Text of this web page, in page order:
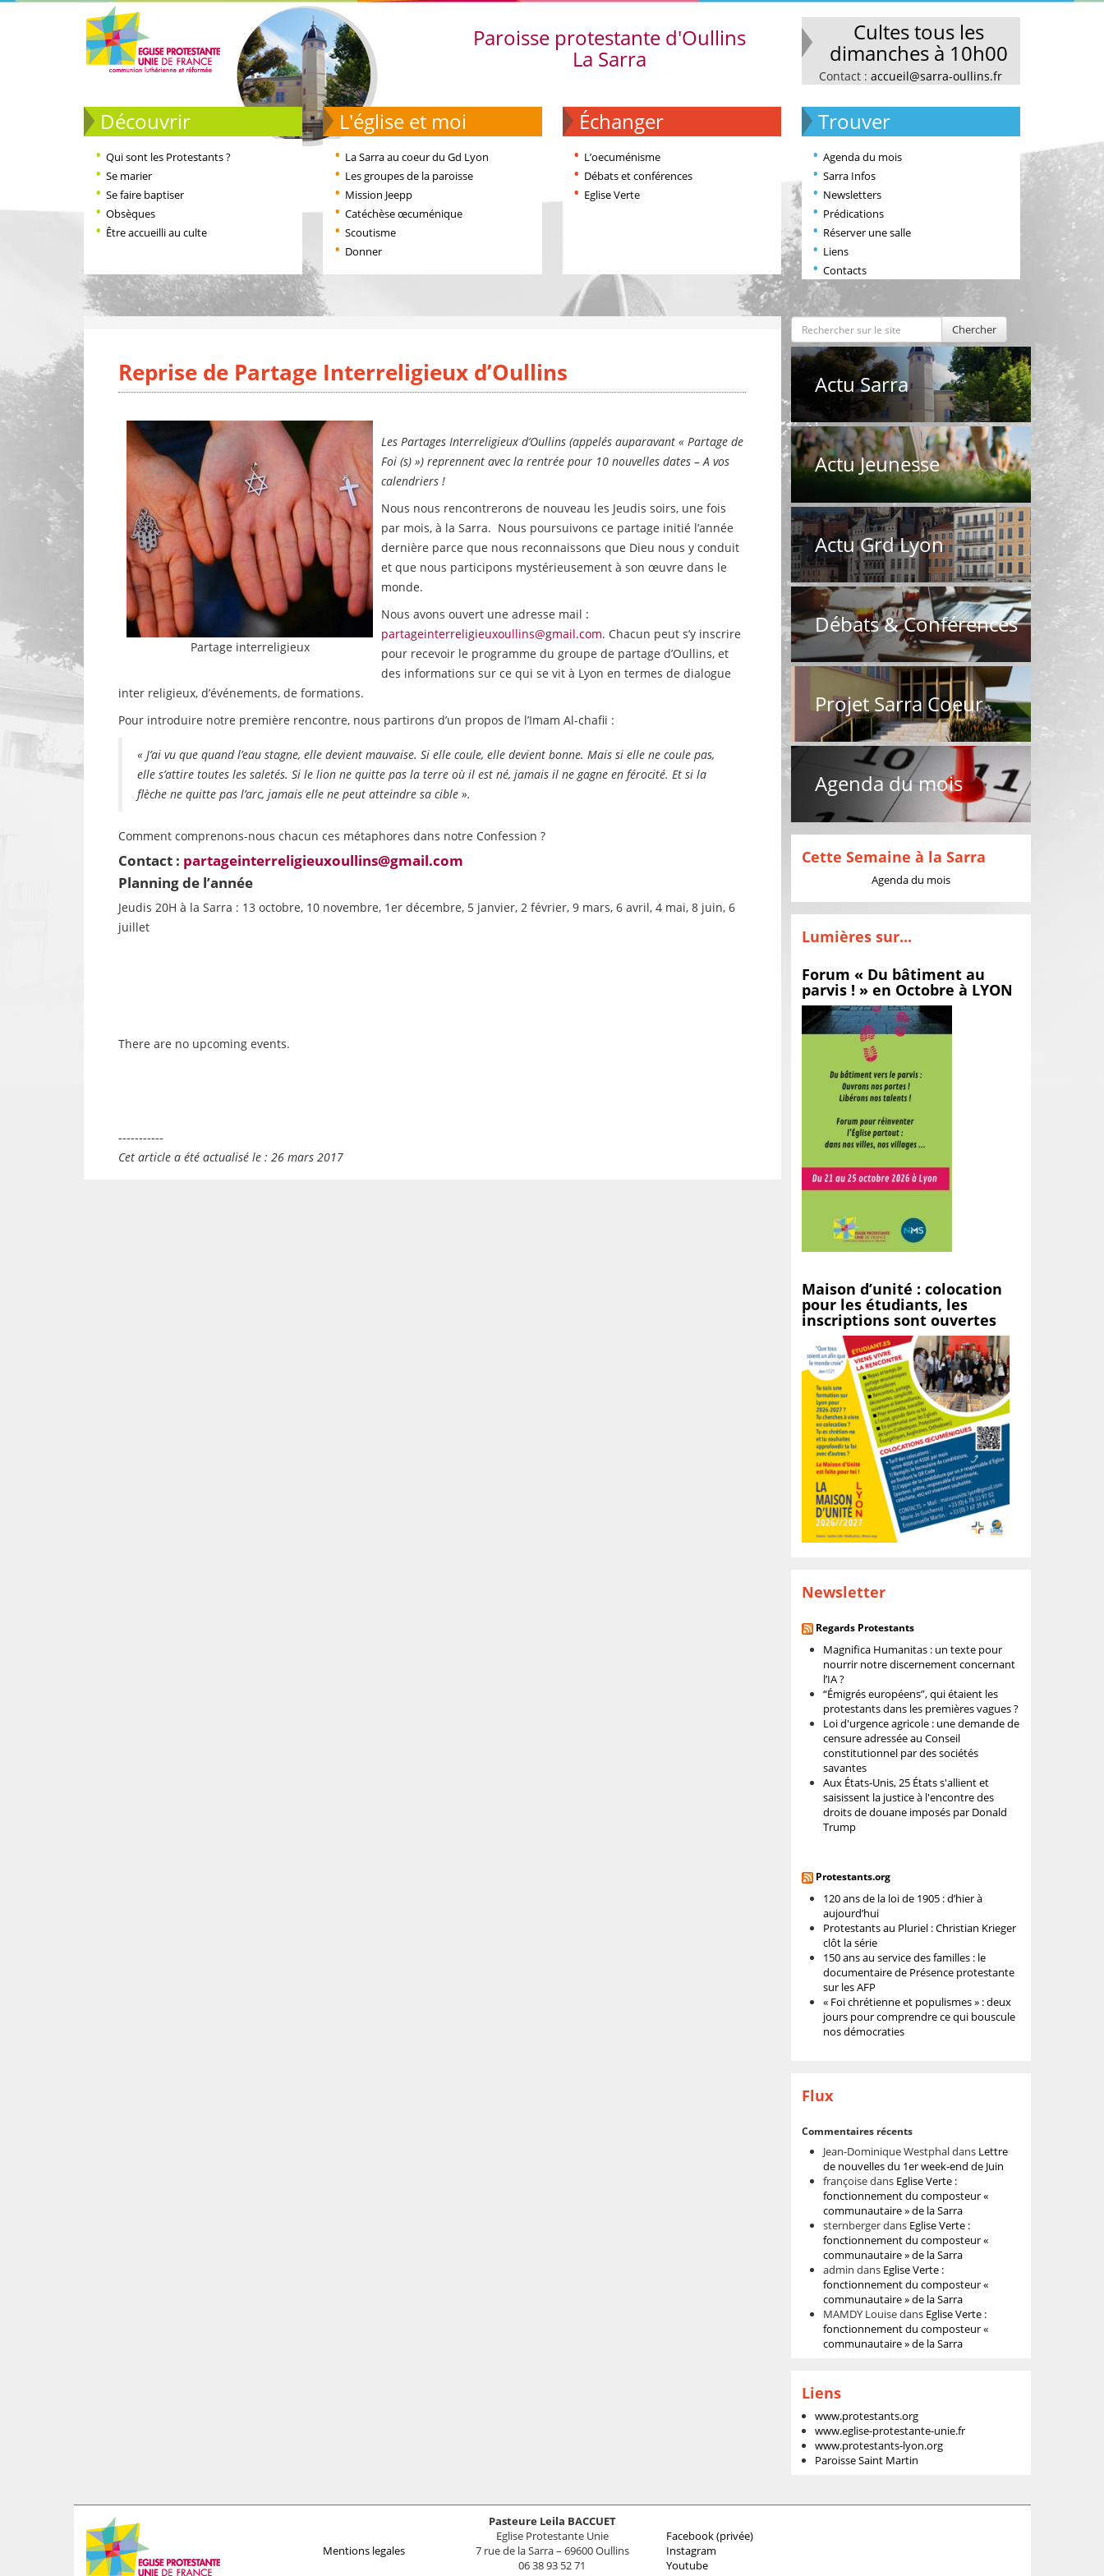
Paroisse protestante d'Oullins
La Sarra
Cultes tous les
dimanches à 10h00
Contact :accueil@sarra-oullins.fr
Découvrir
Qui sont les Protestants ?
Se marier
Se faire baptiser
Obsèques
Être accueilli au culte
L'église et moi
La Sarra au coeur du Gd Lyon
Les groupes de la paroisse
Mission Jeepp
Catéchèse œcuménique
Scoutisme
Donner
échanger
L’oecuménisme
Débats et conférences
Eglise Verte
Trouver
Agenda du mois
Sarra Infos
Newsletters
Prédications
Réserver une salle
Liens
Contacts
Reprise de Partage Interreligieux d’Oullins
Partage interreligieux
Les Partages Interreligieux d’Oullins (appelés auparavant « Partage de
Foi (s) ») reprennent avec la rentrée pour 10 nouvelles dates – A vos
calendriers !
Nous nous rencontrerons de nouveau les Jeudis soirs, une fois
par mois, à la Sarra. Nous poursuivons ce partage initié l’année
dernière parce que nous reconnaissons que Dieu nous y conduit
et que nous participons mystérieusement à son œuvre dans le
monde.
Nous avons ouvert une adresse mail :
partageinterreligieuxoullins@gmail.com. Chacun peut s’y inscrire
pour recevoir le programme du groupe de partage d’Oullins, et
des informations sur ce qui se vit à Lyon en termes de dialogue
inter religieux, d’événements, de formations.
Pour introduire notre première rencontre, nous partirons d’un propos de l’Imam Al-chafii :
« J’ai vu que quand l’eau stagne, elle devient mauvaise. Si elle coule, elle devient bonne. Mais si elle ne coule pas,
elle s’attire toutes les saletés. Si le lion ne quitte pas la terre où il est né, jamais il ne gagne en férocité. Et si la
flèche ne quitte pas l’arc, jamais elle ne peut atteindre sa cible ».
Comment comprenons-nous chacun ces métaphores dans notre Confession ?
Contact : partageinterreligieuxoullins@gmail.com
Planning de l’année
Jeudis 20H à la Sarra : 13 octobre, 10 novembre, 1er décembre, 5 janvier, 2 février, 9 mars, 6 avril, 4 mai, 8 juin, 6
juillet
There are no upcoming events.
-----------
Cet article a été actualisé le : 26 mars 2017
Chercher
Actu Sarra
Actu Jeunesse
Actu Grd Lyon
Débats & Conférences
Projet Sarra Coeur
Agenda du mois
Cette Semaine à la Sarra
Agenda du mois
Lumières sur...
Forum « Du bâtiment au
parvis ! » en Octobre à LYON
Maison d’unité : colocation
pour les étudiants, les
inscriptions sont ouvertes
Newsletter
Regards Protestants
Magnifica Humanitas : un texte pour
nourrir notre discernement concernant
l’IA ?
“Émigrés européens”, qui étaient les
protestants dans les premières vagues ?
Loi d'urgence agricole : une demande de
censure adressée au Conseil
constitutionnel par des sociétés
savantes
Aux États-Unis, 25 États s'allient et
saisissent la justice à l'encontre des
droits de douane imposés par Donald
Trump
Protestants.org
120 ans de la loi de 1905 : d’hier à
aujourd’hui
Protestants au Pluriel : Christian Krieger
clôt la série
150 ans au service des familles : le
documentaire de Présence protestante
sur les AFP
« Foi chrétienne et populismes » : deux
jours pour comprendre ce qui bouscule
nos démocraties
Flux
Commentaires récents
Jean-Dominique Westphaldans Lettre
de nouvelles du 1er week-end de Juin
françoisedans Eglise Verte :
fonctionnement du composteur «
communautaire » de la Sarra
sternbergerdans Eglise Verte :
fonctionnement du composteur «
communautaire » de la Sarra
admin dans Eglise Verte :
fonctionnement du composteur «
communautaire » de la Sarra
MAMDY Louisedans Eglise Verte :
fonctionnement du composteur «
communautaire » de la Sarra
Liens
www.protestants.org
www.eglise-protestante-unie.fr
www.protestants-lyon.org
Paroisse Saint Martin
Mentions legales
Pasteure Leila BACCUET
Eglise Protestante Unie
7 rue de la Sarra – 69600 Oullins
06 38 93 52 71
Facebook (privée)
Instagram
Youtube